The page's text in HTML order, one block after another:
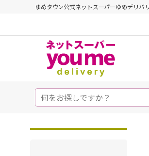
ゆめタウン公式ネットスーパーゆめデリバ